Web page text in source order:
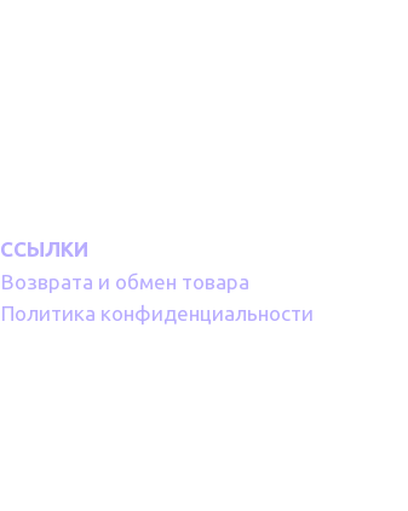
ССЫЛКИ
Возврата и обмен товара
Политика конфиденциальности